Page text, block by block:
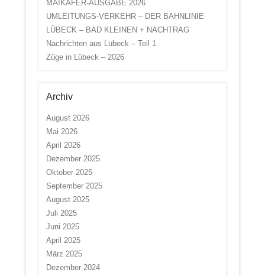
MAIKÄFER-AUSGABE 2026
UMLEITUNGS-VERKEHR – DER BAHNLINIE
LÜBECK – BAD KLEINEN + NACHTRAG
Nachrichten aus Lübeck – Teil 1
Züge in Lübeck – 2026
Archiv
August 2026
Mai 2026
April 2026
Dezember 2025
Oktober 2025
September 2025
August 2025
Juli 2025
Juni 2025
April 2025
März 2025
Dezember 2024